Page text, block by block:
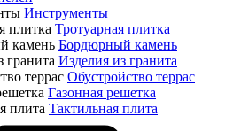
Инструменты
Тротуарная плитка
Бордюрный камень
Изделия из гранита
Обустройство террас
Газонная решетка
Тактильная плита